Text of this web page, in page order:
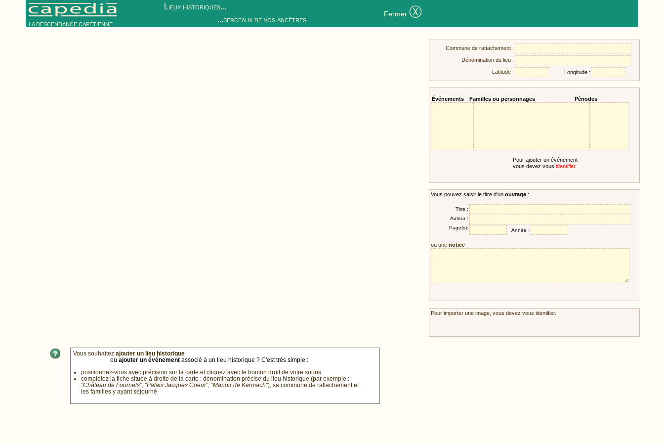
LA DESCENDANCE CAPÉTIENNE
Lieux historiques...
...berceaux de vos ancêtres
Fermer Ⓧ
Vous souhaitez ajouter un lieu historique
ou ajouter un événement associé à un lieu historique ? C'est très simple :
positionnez-vous avec précision sur la carte et cliquez avec le bouton droit de votre souris
complétez la fiche située à droite de la carte : dénomination précise du lieu historique (par exemple :
"Château de Fournels", "Palais Jacques Coeur", "Manoir de Kermach"), sa commune de rattachement et
les familles y ayant séjourné
Commune de rattachement :
Dénomination du lieu :
Latitude :
Longitude :
Événements Familles ou personnages Périodes
Pour ajouter un événement
vous devez vous identifier.
Vous pouvez saisir le titre d'un ouvrage :
Titre :
Auteur :
Page(s):
Année :
ou une notice
Pour importer une image, vous devez vous identifier.